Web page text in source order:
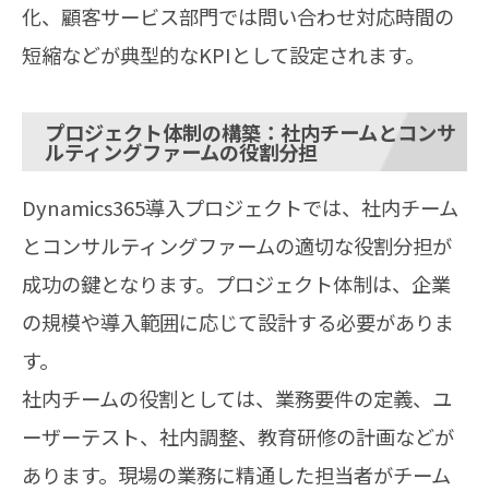
化、顧客サービス部門では問い合わせ対応時間の
短縮などが典型的なKPIとして設定されます。
プロジェクト体制の構築：社内チームとコンサ
ルティングファームの役割分担
Dynamics365導入プロジェクトでは、社内チーム
とコンサルティングファームの適切な役割分担が
成功の鍵となります。プロジェクト体制は、企業
の規模や導入範囲に応じて設計する必要がありま
す。
社内チームの役割としては、業務要件の定義、ユ
ーザーテスト、社内調整、教育研修の計画などが
あります。現場の業務に精通した担当者がチーム